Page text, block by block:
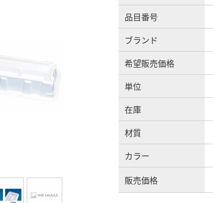
品目番号
ブランド
希望販売価格
単位
在庫
材質
カラー
販売価格